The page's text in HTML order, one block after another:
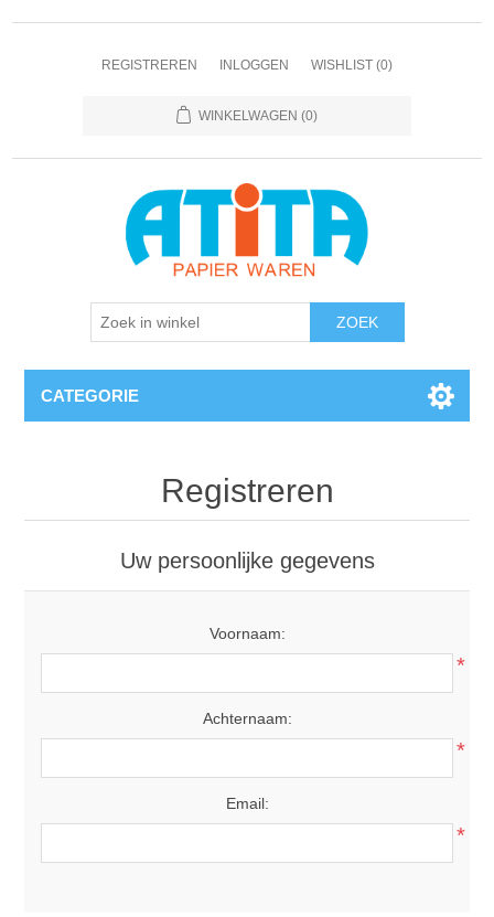
REGISTREREN INLOGGEN WISHLIST (0)
WINKELWAGEN (0)
CATEGORIE
Registreren
Uw persoonlijke gegevens
Voornaam:
*
Achternaam:
*
Email:
*